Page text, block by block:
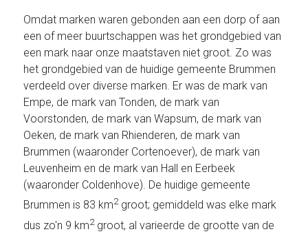
Omdat marken waren gebonden aan een dorp of aan
een of meer buurtschappen was het grondgebied van
een mark naar onze maatstaven niet groot. Zo was
het grondgebied van de huidige gemeente Brummen
verdeeld over diverse marken. Er was de mark van
Empe, de mark van Tonden, de mark van
Voorstonden, de mark van Wapsum, de mark van
Oeken, de mark van Rhienderen, de mark van
Brummen (waaronder Cortenoever), de mark van
Leuvenheim en de mark van Hall en Eerbeek
(waaronder Coldenhove). De huidige gemeente
Brummen is 83 km2groot; gemiddeld was elke mark
dus zo'n 9 km2groot, al varieerde de grootte van de